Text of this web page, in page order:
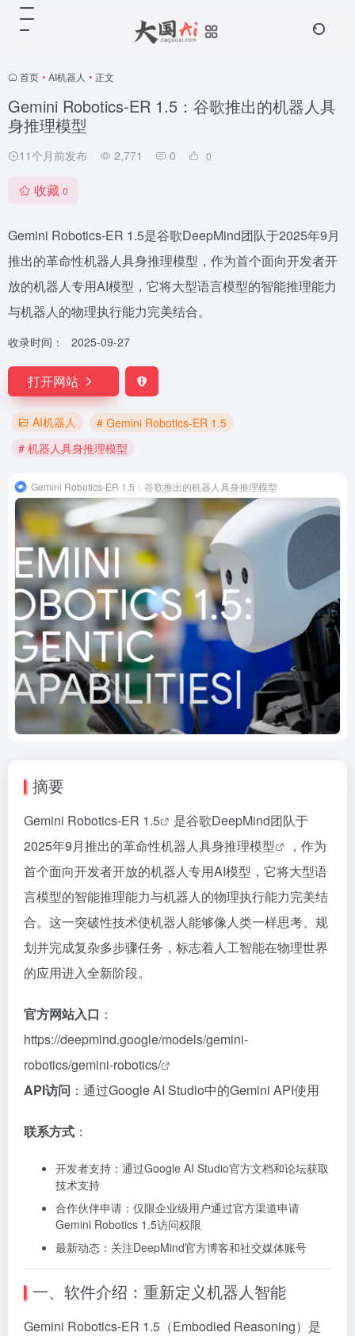
首页 • AI机器人 • 正文
Gemini Robotics-ER 1.5：谷歌推出的机器人具
身推理模型
11个月前发布 2,771 0 0
收藏 0
Gemini Robotics-ER 1.5是谷歌DeepMind团队于2025年9月
推出的革命性机器人具身推理模型，作为首个面向开发者开
放的机器人专用AI模型，它将大型语言模型的智能推理能力
与机器人的物理执行能力完美结合。
收录时间： 2025-09-27
打开网站
AI机器人
# Gemini Robotics-ER 1.5
# 机器人具身推理模型
Gemini Robotics-ER 1.5：谷歌推出的机器人具身推理模型
摘要
Gemini Robotics-ER 1.5
是谷歌DeepMind团队于
2025年9月推出的革命性机器人具身推理模型
，作为
首个面向开发者开放的机器人专用AI模型，它将大型语
言模型的智能推理能力与机器人的物理执行能力完美结
合。这一突破性技术使机器人能够像人类一样思考、规
划并完成复杂多步骤任务，标志着人工智能在物理世界
的应用进入全新阶段。
官方网站入口 ：
https://deepmind.google/models/gemini-
robotics/gemini-robotics/
API访问 ：通过Google AI Studio中的Gemini API使用
联系方式 ：
开发者支持：通过Google AI Studio官方文档和论坛获取
技术支持
合作伙伴申请：仅限企业级用户通过官方渠道申请
Gemini Robotics 1.5访问权限
最新动态：关注DeepMind官方博客和社交媒体账号
一、软件介绍：重新定义机器人智能
Gemini Robotics-ER 1.5（Embodied Reasoning）是